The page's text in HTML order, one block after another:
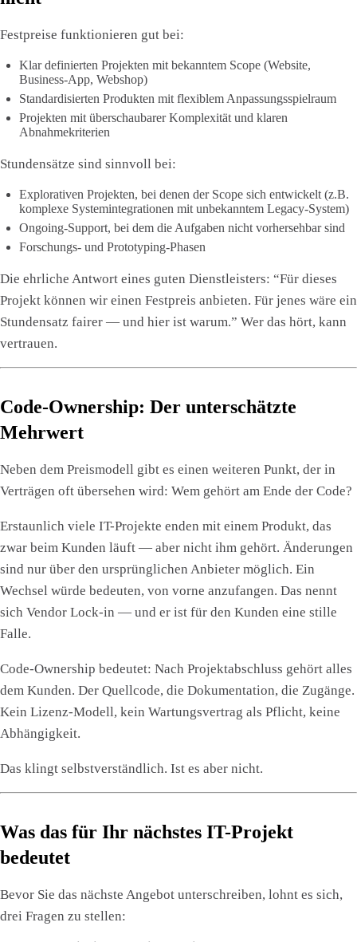
Festpreise funktionieren gut bei:
Klar definierten Projekten mit bekanntem Scope (Website,
Business-App, Webshop)
Standardisierten Produkten mit flexiblem Anpassungsspielraum
Projekten mit überschaubarer Komplexität und klaren
Abnahmekriterien
Stundensätze sind sinnvoll bei:
Explorativen Projekten, bei denen der Scope sich entwickelt (z.B.
komplexe Systemintegrationen mit unbekanntem Legacy-System)
Ongoing-Support, bei dem die Aufgaben nicht vorhersehbar sind
Forschungs- und Prototyping-Phasen
Die ehrliche Antwort eines guten Dienstleisters: “Für dieses
Projekt können wir einen Festpreis anbieten. Für jenes wäre ein
Stundensatz fairer — und hier ist warum.” Wer das hört, kann
vertrauen.
Code-Ownership: Der unterschätzte
Mehrwert
Neben dem Preismodell gibt es einen weiteren Punkt, der in
Verträgen oft übersehen wird: Wem gehört am Ende der Code?
Erstaunlich viele IT-Projekte enden mit einem Produkt, das
zwar beim Kunden läuft — aber nicht ihm gehört. Änderungen
sind nur über den ursprünglichen Anbieter möglich. Ein
Wechsel würde bedeuten, von vorne anzufangen. Das nennt
sich Vendor Lock-in — und er ist für den Kunden eine stille
Falle.
Code-Ownership bedeutet: Nach Projektabschluss gehört alles
dem Kunden. Der Quellcode, die Dokumentation, die Zugänge.
Kein Lizenz-Modell, kein Wartungsvertrag als Pflicht, keine
Abhängigkeit.
Das klingt selbstverständlich. Ist es aber nicht.
Was das für Ihr nächstes IT-Projekt
bedeutet
Bevor Sie das nächste Angebot unterschreiben, lohnt es sich,
drei Fragen zu stellen: